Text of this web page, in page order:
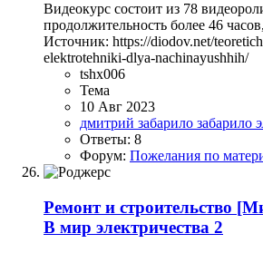
Видеокурс состоит из 78
продолжительность более 46
Источник: https://diodov.net/
elektrotehniki-dlya-nachinayushhih/
tshx006
Тема
10 Авг 2023
дмитрий забарило забарило
Ответы: 8
Форум: Пожелания по
Ремонт и строительство
В мир электричества 2